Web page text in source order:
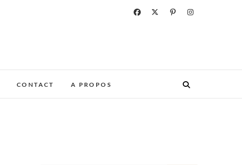
CONTACT A PROPOS